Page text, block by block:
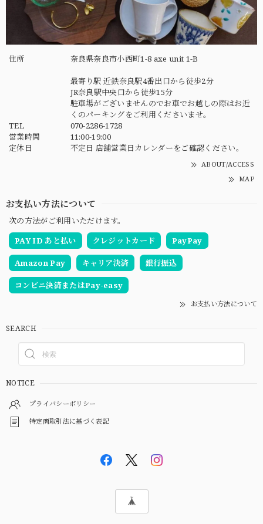
住所 奈良県奈良市小西町1-8 axe unit 1-B
最寄り駅 近鉄奈良駅4番出口から徒歩2分
JR奈良駅中央口から徒歩15分
駐車場がございませんのでお車でお越しの際はお近
くのパーキングをご利用くださいませ。
TEL
070-2286-1728
営業時間
11:00-19:00
定休日
不定日 店舗営業日カレンダーをご確認ください。
ABOUT/ACCESS
MAP
お支払い方法について
次の方法がご利用いただけます。
PAY ID あと払い
クレジットカード PayPay
Amazon Pay キャリア決済 銀行振込
コンビニ決済またはPay-easy
お支払い方法について
SEARCH
NOTICE
プライバシーポリシー
特定商取引法に基づく表記